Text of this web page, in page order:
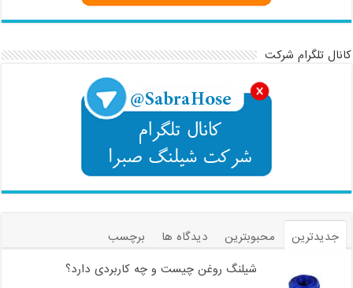
کانال تلگرام شرکت
جدیدترین محبوبترین دیدگاه ها
برچسب
شیلنگ روغن چیست و چه کاربردی دارد؟